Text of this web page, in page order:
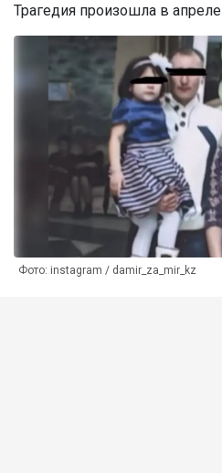
Трагедия произошла в
Фото: instagram / damir_za_mir_kz